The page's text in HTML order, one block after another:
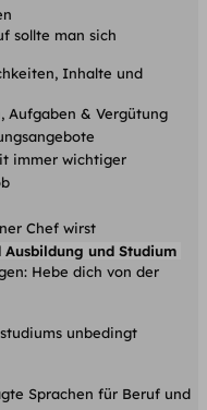
sollte man sich
Inhalte und
Aufgaben & Vergütung
immer wichtiger
Chef wirst
und Studium
Hebe dich von der
unbedingt
Sprachen für Beruf und